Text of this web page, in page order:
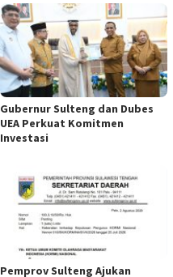
Gubernur Sulteng dan Dubes
UEA Perkuat Komitmen
Investasi
Pemprov Sulteng Ajukan